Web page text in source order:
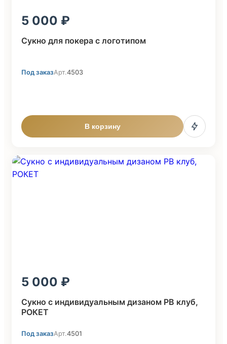
5 000
Сукно для покера с логотипом
Под заказАрт.4503
В корзину
5 000
Cукно с индивидуальным дизаном PB клуб,
POКЕТ
Под заказАрт.4501